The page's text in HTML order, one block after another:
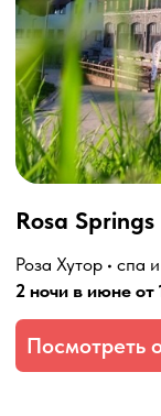
Посмотреть отель